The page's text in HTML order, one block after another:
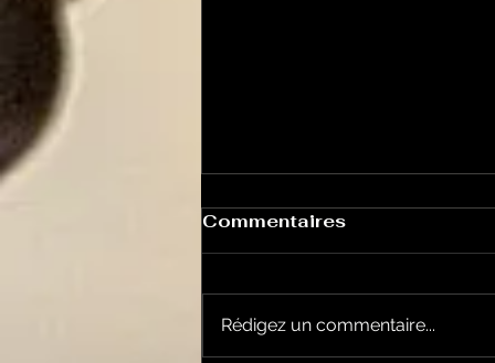
Commentaires
Rédigez un commentaire...